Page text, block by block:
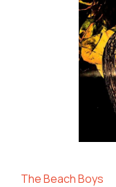
The Beach Boys